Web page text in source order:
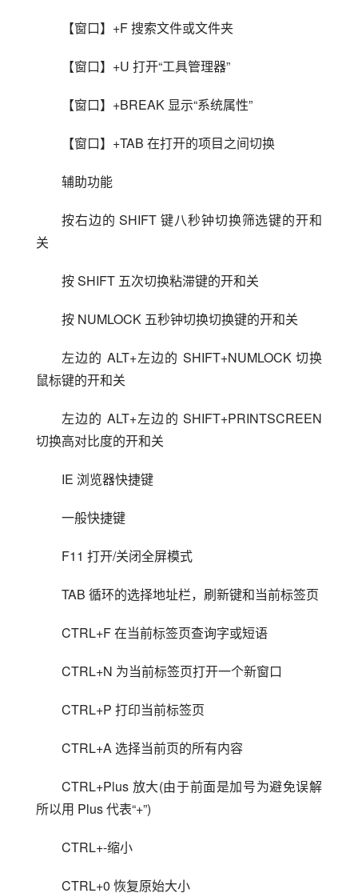
【窗口】+F 搜索文件或文件夹
【窗口】+U 打开“工具管理器”
【窗口】+BREAK 显示“系统属性”
【窗口】+TAB 在打开的项目之间切换
辅助功能
按右边的 SHIFT 键八秒钟切换筛选键的开和
关
按 SHIFT 五次切换粘滞键的开和关
按 NUMLOCK 五秒钟切换切换键的开和关
左边的 ALT+左边的 SHIFT+NUMLOCK 切换
鼠标键的开和关
左边的 ALT+左边的 SHIFT+PRINTSCREEN
切换高对比度的开和关
IE 浏览器快捷键
一般快捷键
F11 打开/关闭全屏模式
TAB 循环的选择地址栏，刷新键和当前标签页
CTRL+F 在当前标签页查询字或短语
CTRL+N 为当前标签页打开一个新窗口
CTRL+P 打印当前标签页
CTRL+A 选择当前页的所有内容
CTRL+Plus 放大(由于前面是加号为避免误解
所以用 Plus 代表“+”)
CTRL+-缩小
CTRL+0 恢复原始大小